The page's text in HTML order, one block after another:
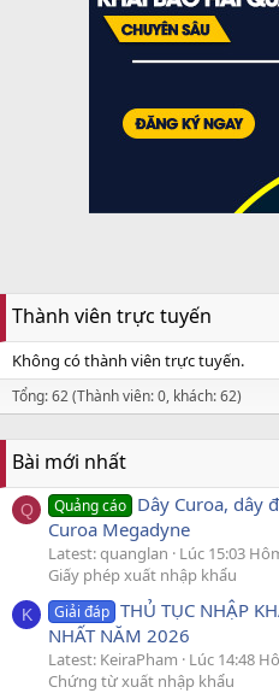
Thành viên trực tuyến
Không có thành viên trực tuyến.
Tổng: 62 (Thành viên: 0, khách: 62)
Bài mới nhất
Q Quảng cáo Dây Curoa, dây
Curoa Megadyne
Latest: quanglan
Lúc 15:03
Giấy phép xuất nhập khẩu
K Giải đáp THỦ TỤC NHẬP
NHẤT NĂM 2026
Latest: KeiraPham
Lúc 14:48
Chứng từ xuất nhập khẩu